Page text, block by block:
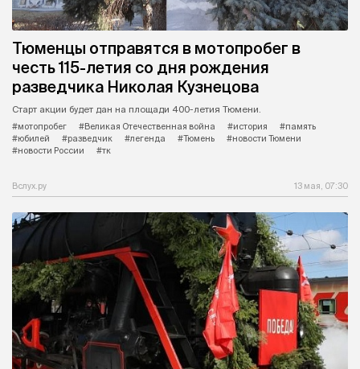
Тюменцы отправятся в мотопробег в
честь 115-летия со дня рождения
разведчика Николая Кузнецова
Старт акции будет дан на площади 400-летия Тюмени.
#мотопробег
#Великая Отечественная война #история
#память
#юбилей
#разведчик #легенда #Тюмень
#новости Тюмени
#новости России
#тк
Вслух.ру 13 мая, 07:30